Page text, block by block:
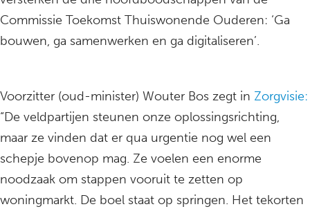
Commissie Toekomst Thuiswonende Ouderen: ‘Ga
bouwen, ga samenwerken en ga digitaliseren’.
Voorzitter (oud-minister) Wouter Bos zegt in Zorgvisie:
“De veldpartijen steunen onze oplossingsrichting,
maar ze vinden dat er qua urgentie nog wel een
schepje bovenop mag. Ze voelen een enorme
noodzaak om stappen vooruit te zetten op
woningmarkt. De boel staat op springen. Het tekorten